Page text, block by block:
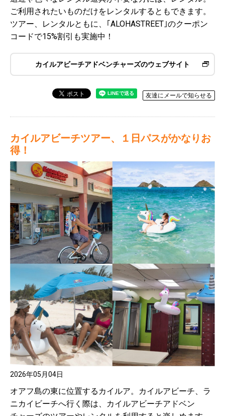
ご利用されたいものだけをレンタルするともできます。
ツアー、レンタルともに、｢ALOHASTREET｣のクーポン
コードで15%割引も実施中！
カイルアビーチアドベンチャーズのウェブサイト
友達にメールで知らせる
カイルアビーチツアー、１日パスがかなりお
得！
2026年05月04日
オアフ島の東に位置するカイルア。カイルアビーチ、ラ
ニカイビーチへ行く際は、カイルアビーチアドベン